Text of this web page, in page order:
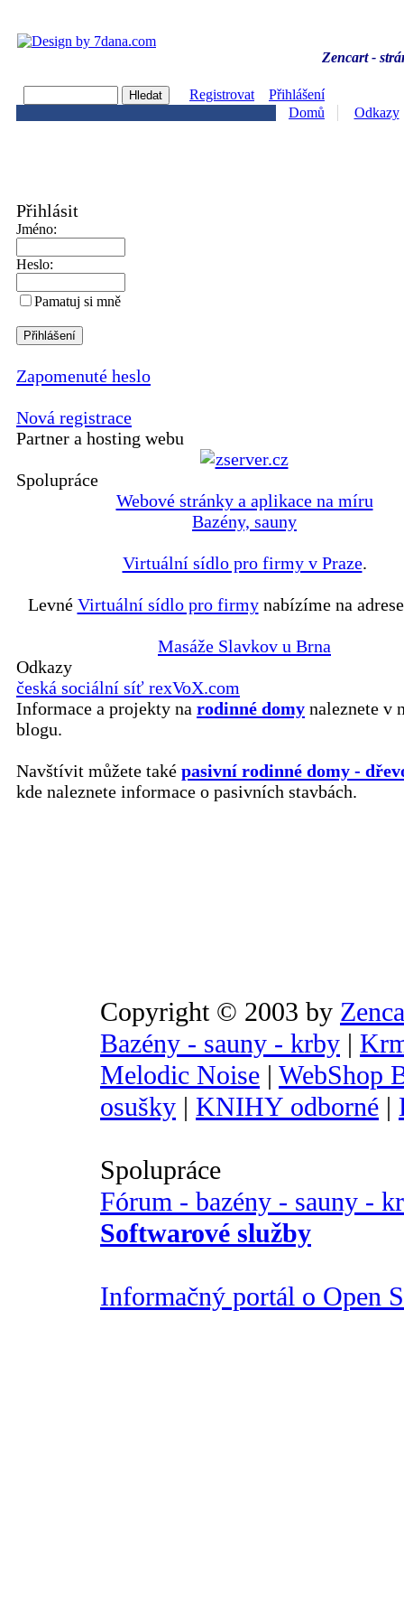
Zencart -
Registrovat
Přihlášení
Domů
Odkazy
Přihlásit
Jméno:
Heslo:
Pamatuj si mně
Zapomenuté heslo
Nová registrace
Partner a hosting webu
Spolupráce
Webové stránky a aplikace na míru
Bazény, sauny
Virtuální sídlo pro firmy v Praze.
Levné Virtuální sídlo pro firmynabízíme na
Masáže Slavkov u Brna
Odkazy
česká sociální síť rexVoX.com
Informace a projekty na rodinné domy naleznete v
blogu.
Navštívit můžete také pasivní rodinné domy -
kde naleznete informace o pasivních stavbách.
Copyright © 2003 by
Bazény - sauny - krby |
Melodic Noise | WebShop
osušky | KNIHY odborné |
Spolupráce
Fórum - bazény - sauny -
Softwarové služby
Informačný portál o Open